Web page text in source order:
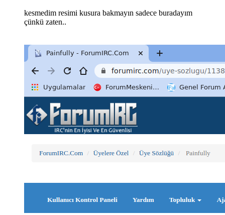
kesmedim resimi kusura bakmayın sadece buradayım
çünkü zaten..